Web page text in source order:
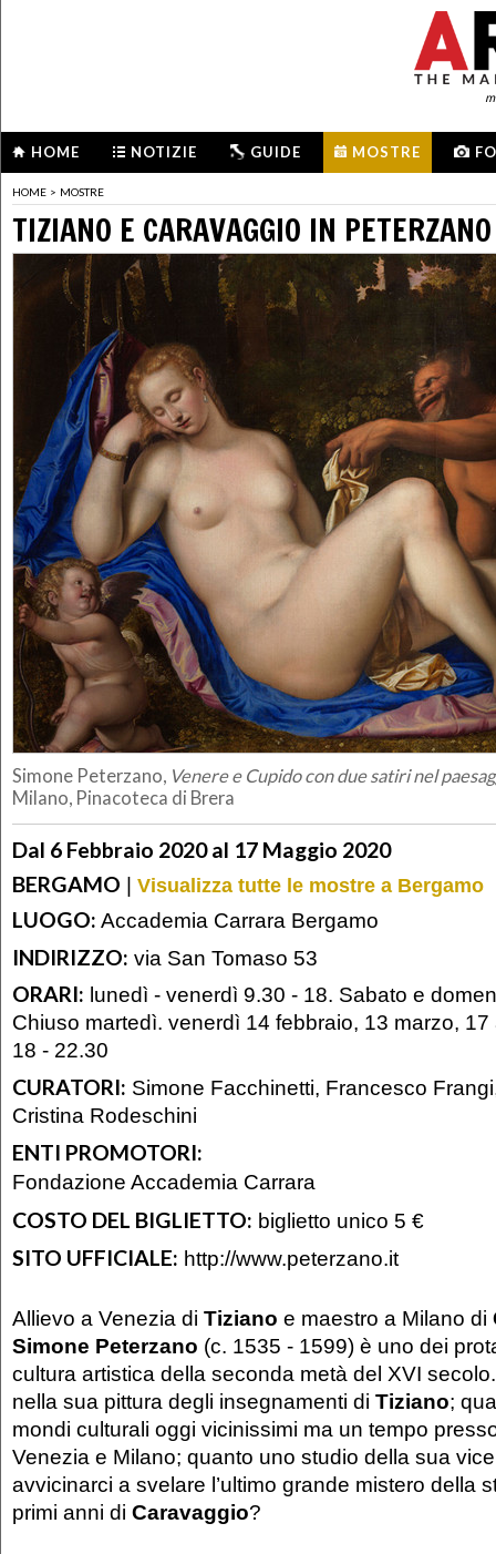
HOME NOTIZIE GUIDE MOSTRE
HOME > MOSTRE
TIZIANO E CARAVAGGIO IN PETERZANO
Simone Peterzano, Venere e Cupido con due satiri nel
Milano, Pinacoteca di Brera
Dal 6 Febbraio 2020 al 17 Maggio 2020
BERGAMO | Visualizza tutte le mostre a Bergamo
LUOGO: Accademia Carrara Bergamo
INDIRIZZO: via San Tomaso 53
ORARI: lunedì - venerdì 9.30 - 18. Sabato e
Chiuso martedì. venerdì 14 febbraio, 13 marzo,
18 - 22.30
CURATORI: Simone Facchinetti, Francesco
Cristina Rodeschini
ENTI PROMOTORI:
Fondazione Accademia Carrara
COSTO DEL BIGLIETTO: biglietto unico 5 €
SITO UFFICIALE: http://www.peterzano.it
Allievo a Venezia di Tiziano e maestro a Milano di
Simone Peterzano (c. 1535 - 1599) è uno dei
cultura artistica della seconda metà del XVI
nella sua pittura degli insegnamenti di Tiziano;
mondi culturali oggi vicinissimi ma un tempo
Venezia e Milano; quanto uno studio della sua
avvicinarci a svelare l’ultimo grande mistero della
primi anni di Caravaggio?